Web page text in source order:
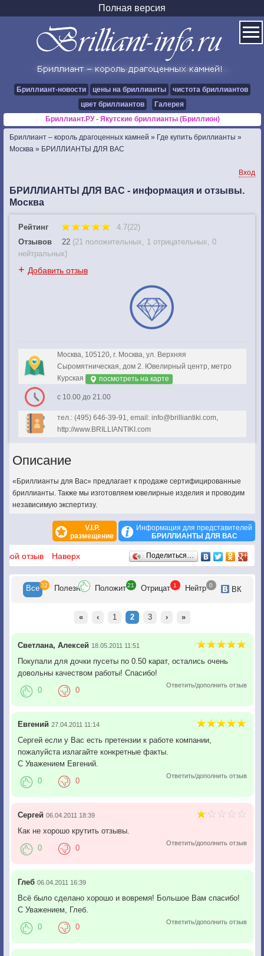
Полная версия
Бриллиант-новости цены на бриллианты
чистота бриллиантов
цвет бриллиантов
Галерея
Бриллиант.РУ - Якутские бриллианты (Бриллион)
Бриллиант – король драгоценных камней » Где купить бриллианты »
Москва » БРИЛЛИАНТЫ ДЛЯ ВАС
Вход
БРИЛЛИАНТЫ ДЛЯ ВАС - информация и отзывы.
Москва
Рейтинг
4.7(22)
Отзывов
22 (21 положительных, 1 отрицательных, 0
нейтральных)
+ Добавить отзыв
Москва, 105120, г. Москва, ул. Верхняя
Сыромятническая, дом 2. Ювелирный центр, метро
Курская
посмотреть на карте
с 10.00 до 21.00
тел.: (495) 646-39-91, email: info@brilliantiki.com,
http://www.BRILLIANTIKI.com
Описание
«Бриллианты для Вас» предлагает к продаже сертифицированные
бриллианты. Также мы изготовляем ювелирные изделия и проводим
независимую экспертизу.
V.I.P.
размещение
Информация для представителей
БРИЛЛИАНТЫ ДЛЯ ВАС
Отзывы
отзыв Наверх Поделиться…
Все 22 Полезн Положит 21 Отрицат 1 Нейтр 0 ВК
« ‹ 1 2 3 › »
Светлана, Алексей 18.05.2011 11:51
Покупали для дочки пусеты по 0.50 карат, остались очень
довольны качеством работы! Спасибо!
Ответить/дополнить отзыв
0 0
Евгений 27.04.2011 11:14
Сергей если у Вас есть претензии к работе компании,
пожалуйста излагайте конкретные факты.
С Уважением Евгений.
Ответить/дополнить отзыв
0 0
Сергей 06.04.2011 18:39
Как не хорошо крутить отзывы.
Ответить/дополнить отзыв
0 0
Глеб 06.04.2011 16:39
Всё было сделано хорошо и вовремя! Большое Вам спасибо!
С Уважением, Глеб.
Ответить/дополнить отзыв
0 0